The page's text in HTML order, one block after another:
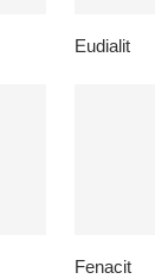
Eudialit
Fenacit